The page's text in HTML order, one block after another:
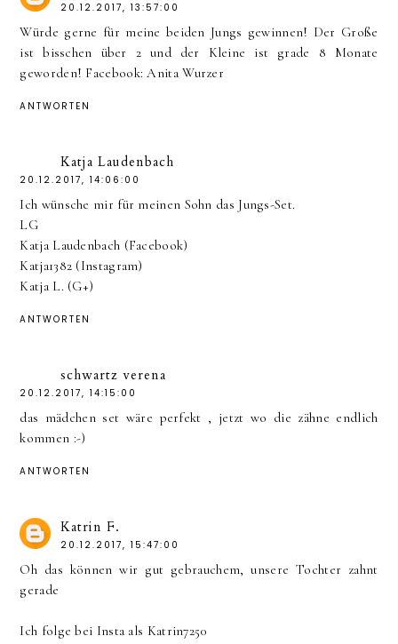
20.12.2017, 13:57:00
Würde gerne für meine beiden Jungs gewinnen! Der Große
ist bisschen über 2 und der Kleine ist grade 8 Monate
geworden! Facebook: Anita Wurzer
ANTWORTEN
Katja Laudenbach
20.12.2017, 14:06:00
Ich wünsche mir für meinen Sohn das Jungs-Set.
LG
Katja Laudenbach (Facebook)
Katja1382 (Instagram)
Katja L. (G+)
ANTWORTEN
schwartz verena
20.12.2017, 14:15:00
das mädchen set wäre perfekt , jetzt wo die zähne endlich
kommen :-)
ANTWORTEN
Katrin F.
20.12.2017, 15:47:00
Oh das können wir gut gebrauchem, unsere Tochter zahnt
gerade
Ich folge bei Insta als Katrin7250